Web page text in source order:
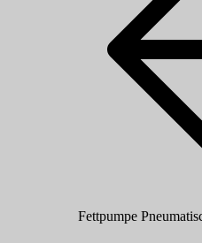
Fettpumpe